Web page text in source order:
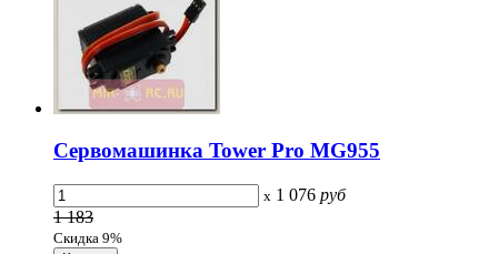
Сервомашинка Tower Pro MG955
x 1 076 руб
1 183
Скидка 9%